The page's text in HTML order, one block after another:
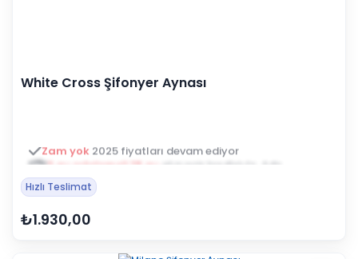
White Cross Şifonyer Aynası
3 ay ertelemeli 18 ayalışveriş kredisiyle öde
Hızlı Teslimat
₺1.930,00